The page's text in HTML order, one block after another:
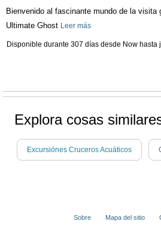
Bienvenido al fascinante mundo de la visita
Ultimate Ghost Leer más
Disponible durante 307 días desde Now hasta
Explora cosas
Excursiónes Cruceros Acuáticos
Sobre Mapa del sitio